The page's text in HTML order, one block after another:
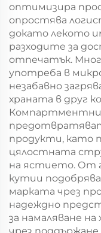
оптимизира
опростява
докато лекото
разходите за
отпечатък.
употреба в
незабавно
храната в друг
продукти, като
цялостната
на ястието. От
кутии
марката чрез
надеждно
за намаляване